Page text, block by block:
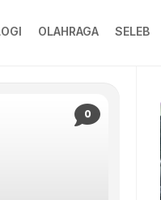
OLAHRAGA SELEB
0